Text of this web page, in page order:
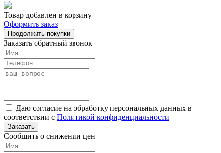
Товар добавлен в корзину
Оформить заказ
Продолжить покупки
Заказать обратный звонок
Даю согласие на обработку персональных данных в
соответствии с Политикой конфиденциальности
Заказать
Сообщить о снижении цен